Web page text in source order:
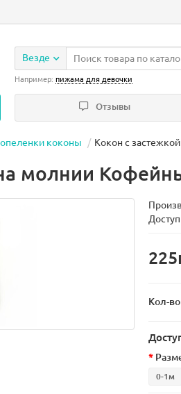
Везде
Например: пижама для девочки
Отзывы
коконы Кокон с
молнии
Кол-во
0-1м